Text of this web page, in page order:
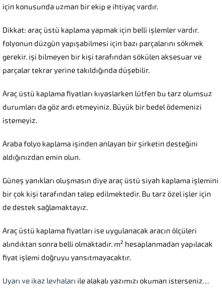
için konusunda uzman bir ekip e ihtiyaç vardır.
Dikkat: araç üstü kaplama yapmak için belli işlemler vardır.
folyonun düzgün yapışabilmesi için bazı parçalarını sökmek
gerekir. işi bilmeyen bir kişi tarafından sökülen aksesuar ve
parçalar tekrar yerine takıldığında düşebilir.
Araç üstü kaplama fiyatları kıyaslarken lütfen bu tarz olumsuz
durumları da göz ardı etmeyiniz. Büyük bir bedel ödemenizi
istemeyiz.
Araba folyo kaplama işinden anlayan bir şirketin desteğini
aldığınızdan emin olun.
Güneş yanıkları oluşmasın diye araç üstü siyah kaplama işlemini
bir çok kişi tarafından talep edilmektedir. Bu tarz özel işler için
de destek sağlamaktayız.
Araç üstü kaplama fiyatları ise uygulanacak aracın ölçüleri
alındıktan sonra belli olmaktadır. m² hesaplanmadan yapılacak
fiyat işlemi doğruyu yansıtmayacaktır.
Uyarı ve ikaz levhaları ile alakalı yazımızı okuman isterseniz…